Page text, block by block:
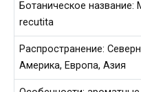
Ботаническое название:
recutita
Распространение:
Америка, Европа, Азия